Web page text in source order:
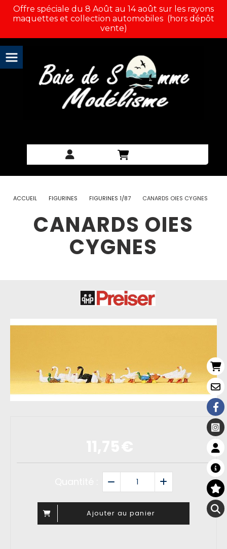
Offre spéciale du 8 Août au 14 août sur les rayons
maquettes et collection automobiles (hors dépôt
vente)
ACCUEIL FIGURINES FIGURINES 1/87 CANARDS OIES CYGNES
CANARDS OIES
CYGNES
Ajouter au panier
Panneau de gestion des cookies